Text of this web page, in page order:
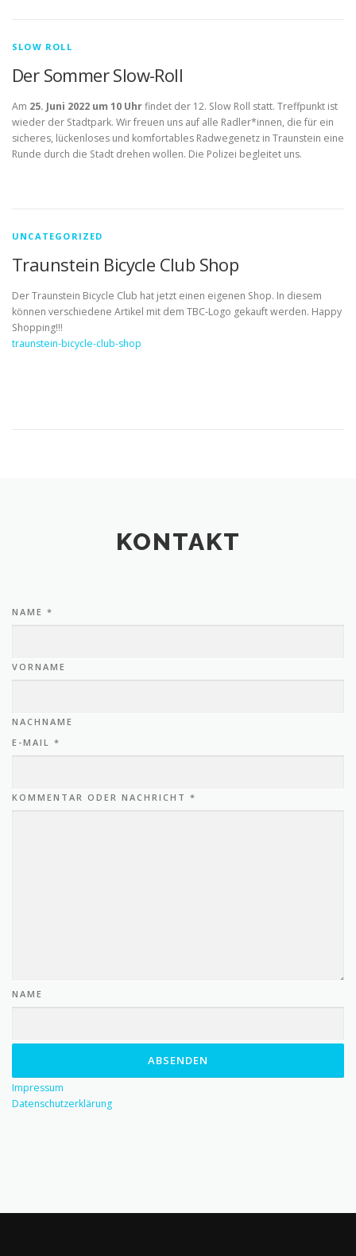
SLOW ROLL
Der Sommer Slow-Roll
Am 25. Juni 2022 um 10 Uhrfindet der 12. Slow Roll statt. Treffpunkt ist
wieder der Stadtpark. Wir freuen uns auf alle Radler*innen, die für ein
sicheres, lückenloses und komfortables Radwegenetz in Traunstein eine
Runde durch die Stadt drehen wollen. Die Polizei begleitet uns.
UNCATEGORIZED
Traunstein Bicycle Club Shop
Der Traunstein Bicycle Club hat jetzt einen eigenen Shop. In diesem
können verschiedene Artikel mit dem TBC-Logo gekauft werden. Happy
Shopping!!!
traunstein-bicycle-club-shop
KONTAKT
NAME *
VORNAME
NACHNAME
E-MAIL *
KOMMENTAR ODER NACHRICHT *
NAME
ABSENDEN
Impressum
Datenschutzerklärung